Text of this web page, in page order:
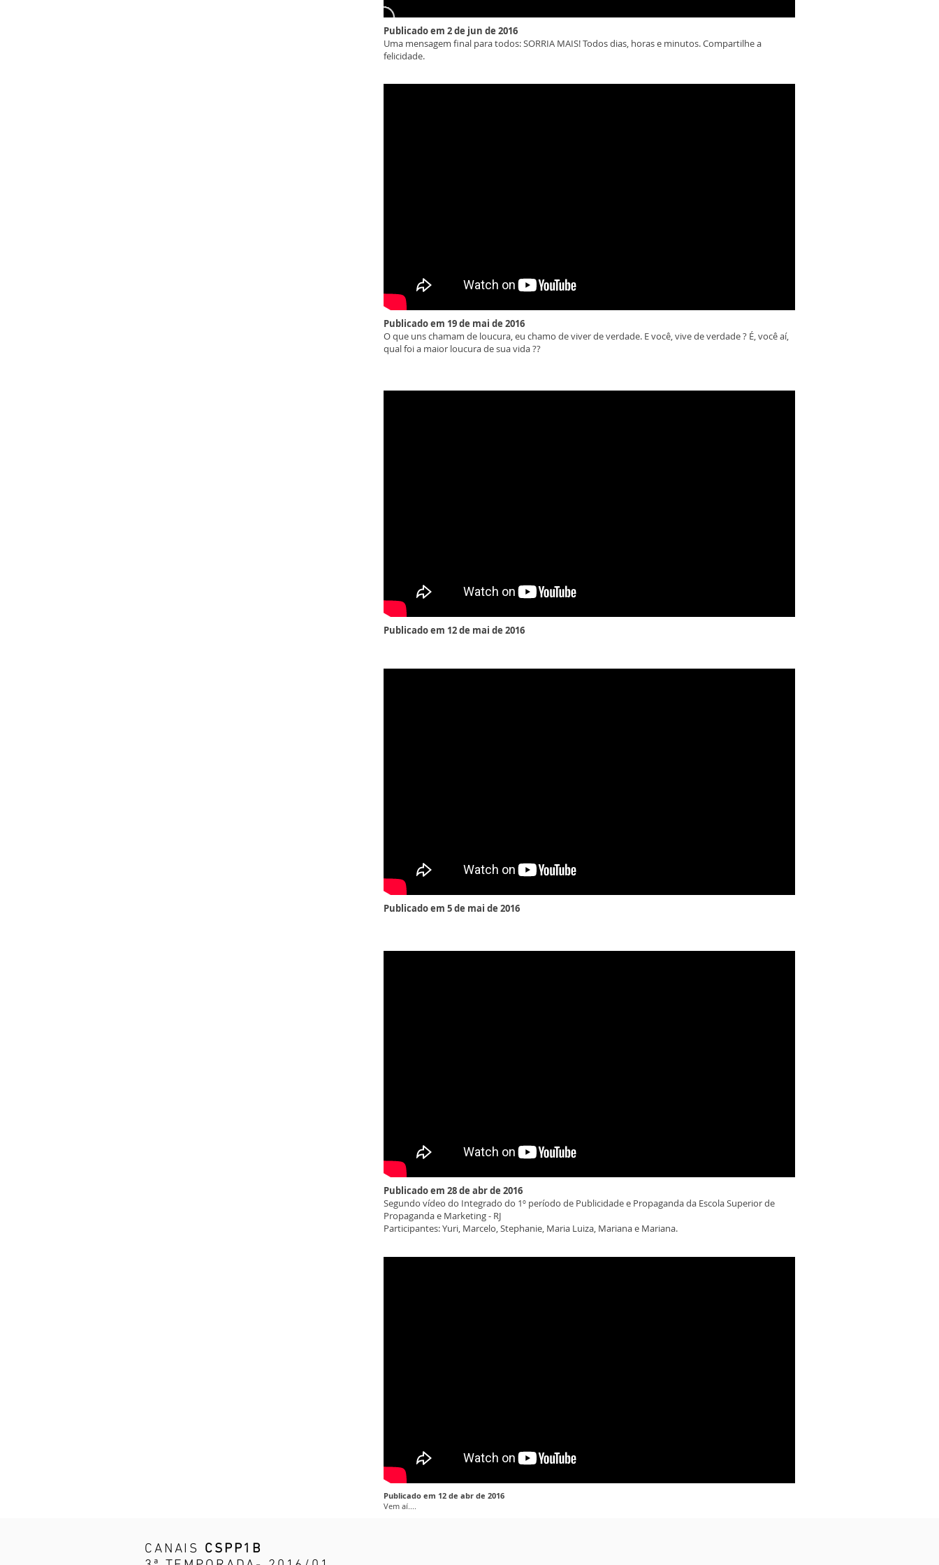
Publicado em 2 de jun de 2016
Uma mensagem final para todos: SORRIA MAIS! Todos dias, horas e minutos. Compartilhe a
felicidade.
Publicado em 19 de mai de 2016
O que uns chamam de loucura, eu chamo de viver de verdade. E você, vive de verdade ? É, você aí,
qual foi a maior loucura de sua vida ??
Publicado em 12 de mai de 2016​
Publicado em 5 de mai de 2016
Publicado em 28 de abr de 2016
Segundo vídeo do Integrado do 1º período de Publicidade e Propaganda da Escola Superior de
Propaganda e Marketing - RJ
Participantes: Yuri, Marcelo, Stephanie, Maria Luiza, Mariana e Mariana.
Publicado em 12 de abr de 2016
Vem aí....
CANAIS CSPP1B